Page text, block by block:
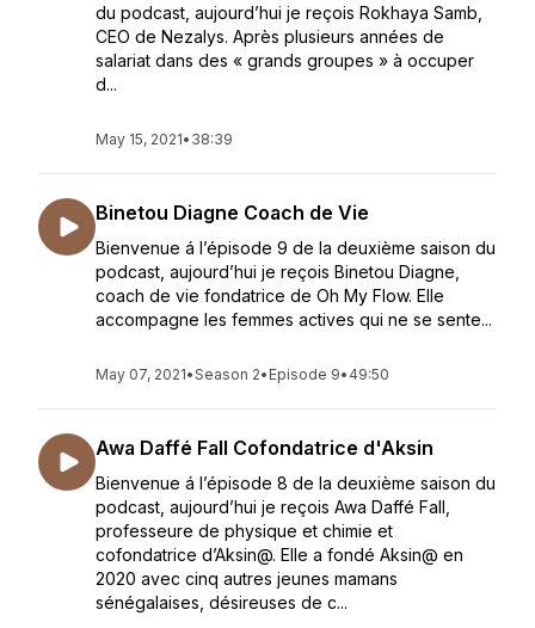
du podcast, aujourd’hui je reçois Rokhaya Samb,
CEO de Nezalys. Après plusieurs années de
salariat dans des « grands groupes » à occuper
d...
May 15, 2021• 38:39
Binetou Diagne Coach de Vie
Bienvenue á l’épisode 9 de la deuxième saison du
podcast, aujourd’hui je reçois Binetou Diagne,
coach de vie fondatrice de Oh My Flow. Elle
accompagne les femmes actives qui ne se sente...
May 07, 2021•Season 2• Episode 9• 49:50
Awa Daffé Fall Cofondatrice d'Aksin
Bienvenue á l’épisode 8 de la deuxième saison du
podcast, aujourd’hui je reçois Awa Daffé Fall,
professeure de physique et chimie et
cofondatrice d’Aksin@. Elle a fondé Aksin@ en
2020 avec cinq autres jeunes mamans
sénégalaises, désireuses de c...